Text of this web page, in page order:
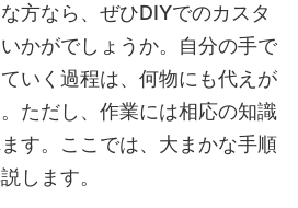
方なら、ぜひDIYでのカスタ
かがでしょうか。自分の手で
いく過程は、何物にも代えが
ただし、作業には相応の知識
す。ここでは、大まかな手順
します。